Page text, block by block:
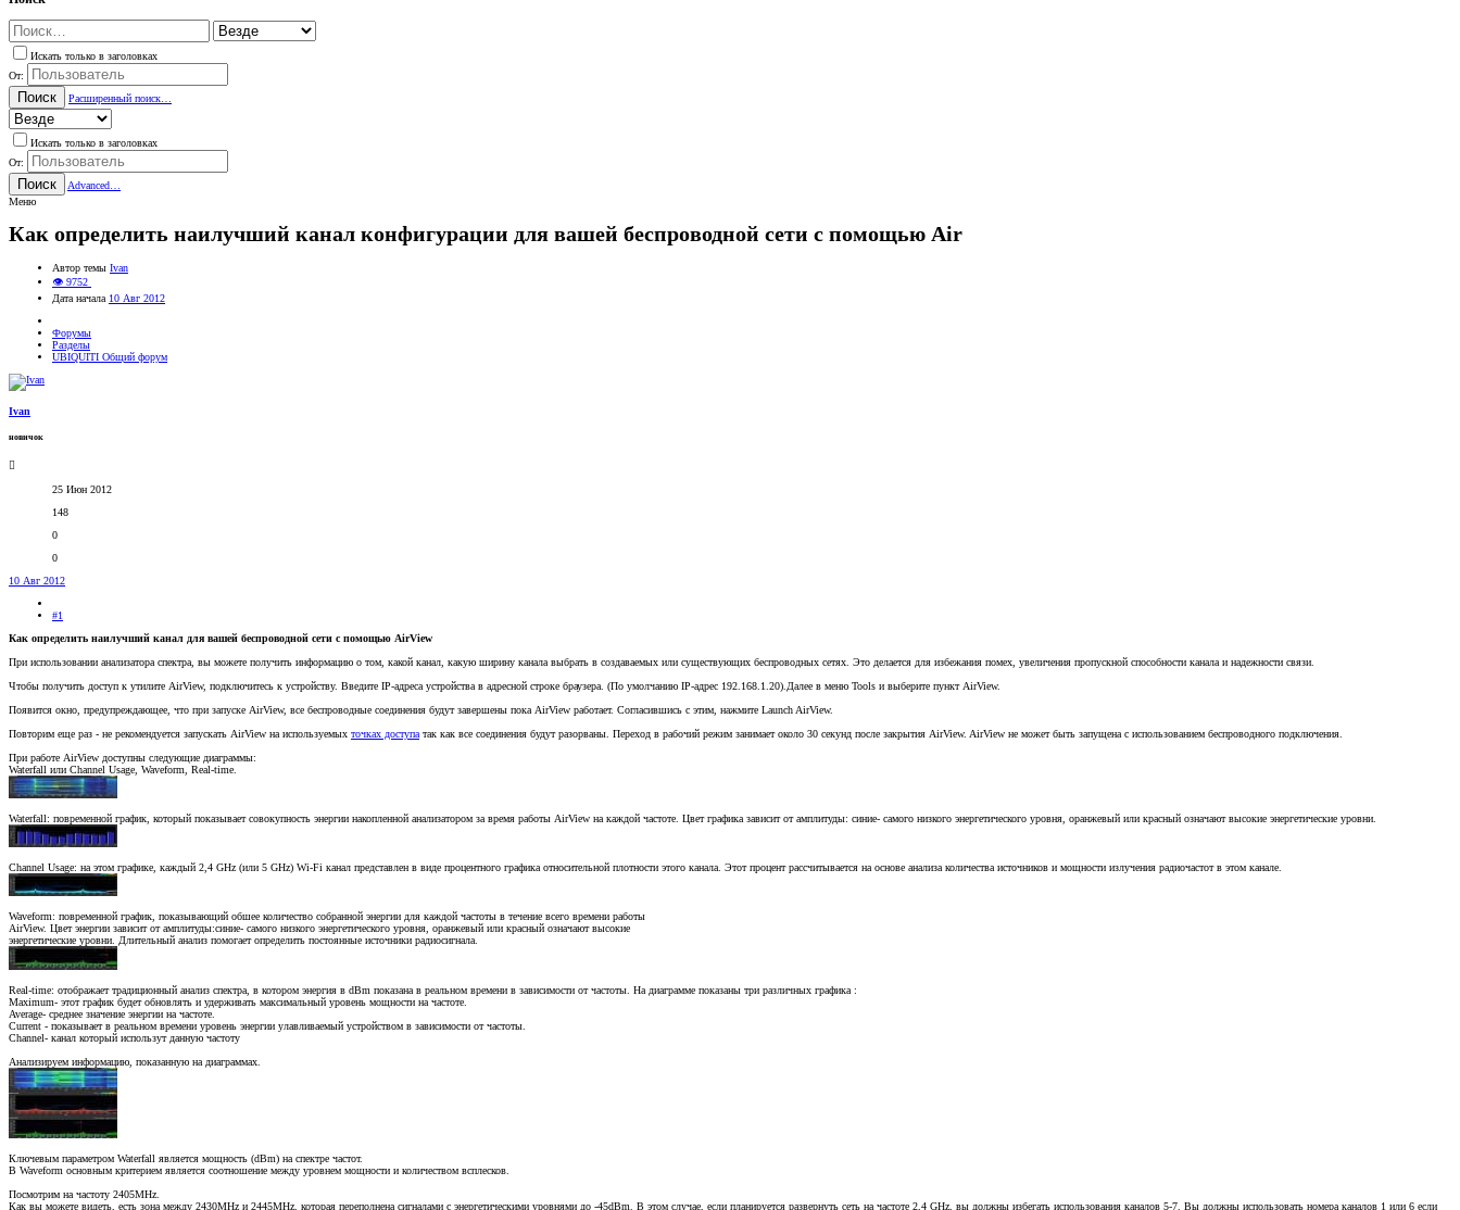
Искать только в заголовках
От:
Поиск Расширенный поиск…
Искать только в заголовках
От:
Поиск
Advanced…
Меню
Как определить наилучший канал конфигурации для вашей беспроводной сети с помощью Air
Автор темы Ivan
👁 9752
Дата начала 10 Авг 2012
Форумы
Разделы
UBIQUITI Общий форум
Ivan
новичок
25 Июн 2012
148
0
0
10 Авг 2012
#1
Как определить наилучший канал для вашей беспроводной сети с помощью AirView
При использовании анализатора спектра, вы можете получить информацию о том, какой канал, какую ширину канала выбрать в создаваемых или существующих беспроводных сетях. Это делается для избежания помех, увеличения пропускной способности канала и надежности связи.
Чтобы получить доступ к утилите AirView, подключитесь к устройству. Введите IP-адреса устройства в адресной строке браузера. (По умолчанию IP-адрес 192.168.1.20).Далее в меню Tools и выберите пункт AirView.
Появится окно, предупреждающее, что при запуске AirView, все беспроводные соединения будут завершены пока AirView работает. Согласившись с этим, нажмите Launch AirView.
Повторим еще раз - не рекомендуется запускать AirView на используемых точках доступа так как все соединения будут разорваны. Переход в рабочий режим занимает около 30 секунд после закрытия AirView. AirView не может быть запущена с использованием беспроводного подключения.
При работе AirView доступны следующие диаграммы:
Waterfall или Channel Usage, Waveform, Real-time.
Waterfall: повременной график, который показывает совокупность энергии накопленной анализатором за время работы AirView на каждой частоте. Цвет графика зависит от амплитуды: синие- самого низкого энергетического уровня, оранжевый или красный означают высокие энергетические уровни.
Channel Usage: на этом графике, каждый 2,4 GHz (или 5 GHz) Wi-Fi канал представлен в виде процентного графика относительной плотности этого канала. Этот процент рассчитывается на основе анализа количества источников и мощности излучения радиочастот в этом канале.
Waveform: повременной график, показывающий обшее количество собранной энергии для каждой частоты в течение всего времени работы
AirView. Цвет энергии зависит от амплитуды:синие- самого низкого энергетического уровня, оранжевый или красный означают высокие
энергетические уровни. Длительный анализ помогает определить постоянные источники радиосигнала.
Real-time: отображает традиционный анализ спектра, в котором энергия в dBm показана в реальном времени в зависимости от частоты. На диаграмме показаны три различных графика :
Maximum- этот график будет обновлять и удерживать максимальный уровень мощности на частоте.
Average- среднее значение энергии на частоте.
Current - показывает в реальном времени уровень энергии улавливаемый устройством в зависимости от частоты.
Channel- канал который использут данную частоту
Анализируем информацию, показанную на диаграммах.
Ключевым параметром Waterfall является мощность (dBm) на спектре частот.
В Waveform основным критерием является соотношение между уровнем мощности и количеством всплесков.
Посмотрим на частоту 2405MHz.
Как вы можете видеть, есть зона между 2430MHz и 2445MHz, которая переполнена сигналами с энергетическими уровнями до -45dBm. В этом случае, если планируется развернуть сеть на частоте 2,4 GHz, вы должны избегать использования каналов 5-7. Вы должны использовать номера каналов 1 или 6 если